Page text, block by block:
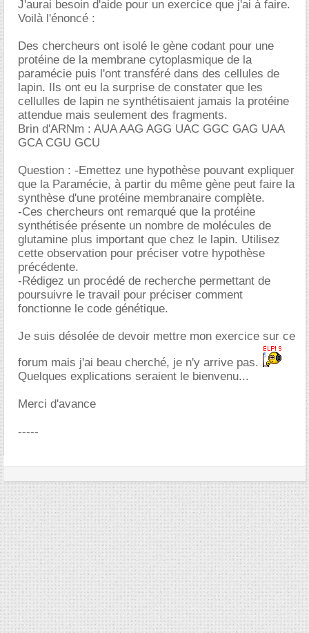
J'aurai besoin d'aide pour un exercice que j'ai à faire.
Voilà l'énoncé :
Des chercheurs ont isolé le gène codant pour une
protéine de la membrane cytoplasmique de la
paramécie puis l'ont transféré dans des cellules de
lapin. Ils ont eu la surprise de constater que les
cellulles de lapin ne synthétisaient jamais la protéine
attendue mais seulement des fragments.
Brin d'ARNm : AUA AAG AGG UAC GGC GAG UAA
GCA CGU GCU
Question : -Emettez une hypothèse pouvant expliquer
que la Paramécie, à partir du même gène peut faire la
synthèse d'une protéine membranaire complète.
-Ces chercheurs ont remarqué que la protéine
synthétisée présente un nombre de molécules de
glutamine plus important que chez le lapin. Utilisez
cette observation pour préciser votre hypothèse
précédente.
-Rédigez un procédé de recherche permettant de
poursuivre le travail pour préciser comment
fonctionne le code génétique.
Je suis désolée de devoir mettre mon exercice sur ce
forum mais j'ai beau cherché, je n'y arrive pas.
Quelques explications seraient le bienvenu...
Merci d'avance
-----